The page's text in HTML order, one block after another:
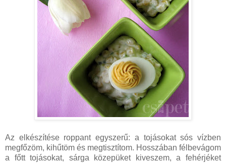
Az elkészítése roppant egyszerű: a tojásokat sós vízben
megfőzöm, kihűtöm és megtisztítom. Hosszában félbevágom
a főtt tojásokat, sárga közepüket kiveszem, a fehérjéket